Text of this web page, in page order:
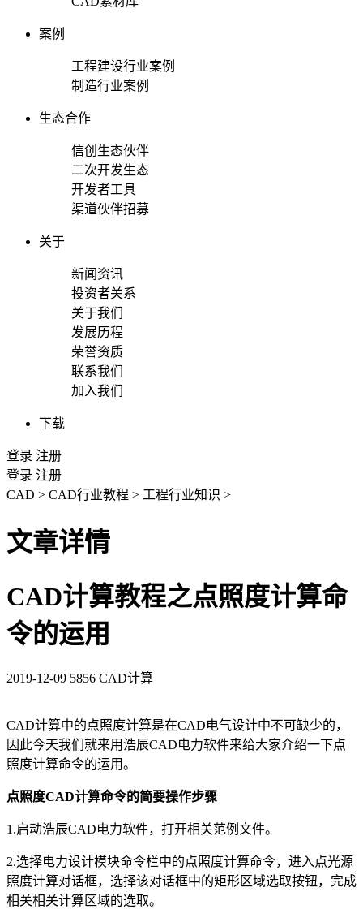
案例
工程建设行业案例
制造行业案例
生态合作
信创生态伙伴
二次开发生态
开发者工具
渠道伙伴招募
关于
新闻资讯
投资者关系
关于我们
发展历程
荣誉资质
联系我们
加入我们
下载
登录 注册
登录 注册
CAD > CAD行业教程 > 工程行业知识 >
文章详情
CAD计算教程之点照度计算命
令的运用
2019-12-09 5856 CAD计算
CAD计算中的点照度计算是在CAD电气设计中不可缺少的，
因此今天我们就来用浩辰CAD电力软件来给大家介绍一下点
照度计算命令的运用。
点照度CAD计算命令的简要操作步骤
1.启动浩辰CAD电力软件，打开相关范例文件。
2.选择电力设计模块命令栏中的点照度计算命令，进入点光源
照度计算对话框，选择该对话框中的矩形区域选取按钮，完成
相关相关计算区域的选取。